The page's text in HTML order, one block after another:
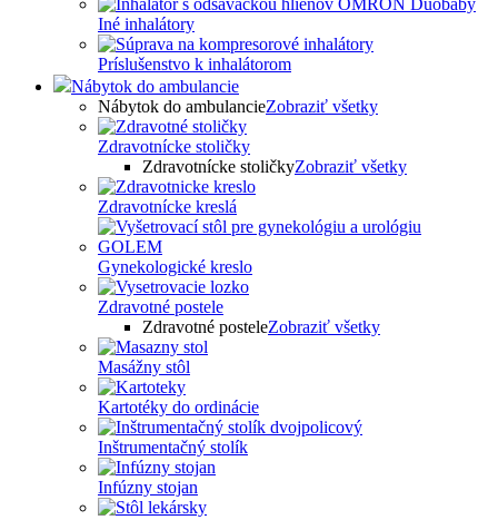
Iné inhalátory
Príslušenstvo k inhalátorom
Nábytok do ambulancie
Nábytok do ambulancieZobraziť všetky
Zdravotnícke stoličky
Zdravotnícke stoličkyZobraziť všetky
Zdravotnícke kreslá
Gynekologické kreslo
Zdravotné postele
Zdravotné posteleZobraziť všetky
Masážny stôl
Kartotéky do ordinácie
Inštrumentačný stolík
Infúzny stojan